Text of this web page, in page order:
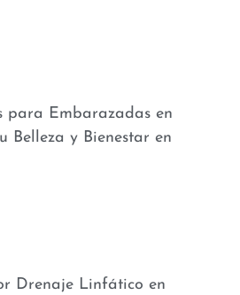
para Embarazadas en
Belleza y Bienestar en
Drenaje Linfático en